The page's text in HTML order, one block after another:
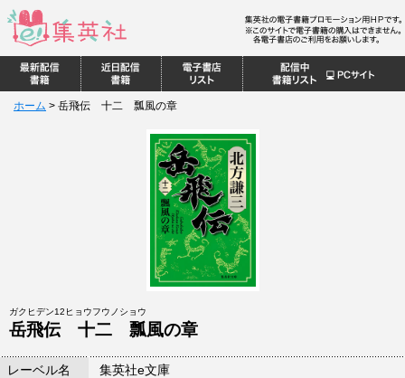
ホーム > 岳飛伝 十二 瓢風の章
ガクヒデン12ヒョウフウノショウ
岳飛伝 十二 瓢風の章
レーベル名
集英社e文庫